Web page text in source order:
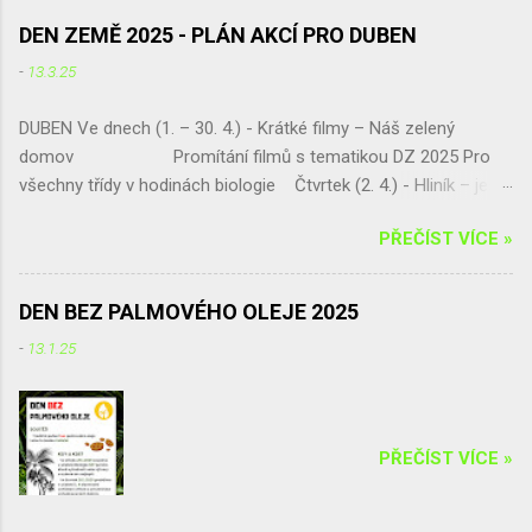
DEN ZEMĚ 2025 - PLÁN AKCÍ PRO DUBEN
- 13.3.25
DUBEN Ve dnech (1. – 30. 4.) - Krátké filmy – Náš zelený
domov Promítání filmů s tematikou DZ 2025 Pro
všechny třídy v hodinách biologie Čtvrtek (2. 4.) - Hliník – ještě
sčítá a vyhodnocuje Pátek (11. 4.) - „Naše živá učebna U
platanu – živá zahrada a geopark“ Jarní úprava pozemku,
umísťování tabulek do živé zahrady, živý plot p. dohled - Mgr.
exkurze - projekt „ Čistou Vysočinou“ Úklid podél komunikace
Irena Žáková Pro třídu – Kvarta
...
PŘEČÍST VÍCE »
DEN BEZ PALMOVÉHO OLEJE 2025
- 13.1.25
PŘEČÍST VÍCE »